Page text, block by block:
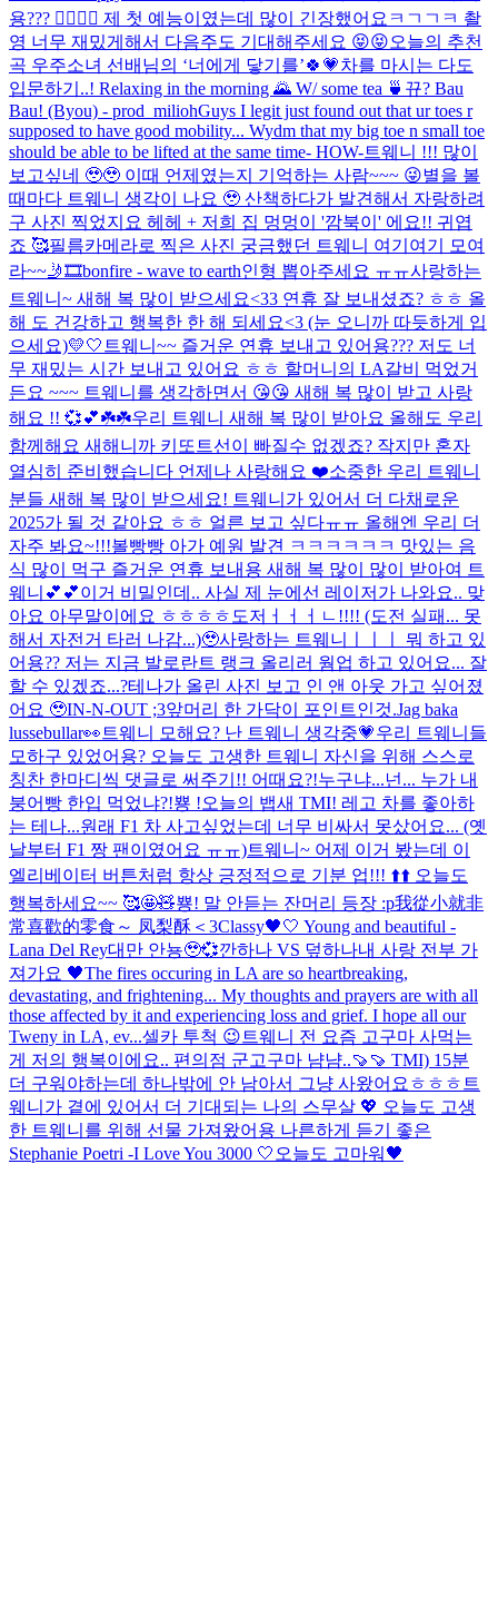
용??? 🤸‍♀️🤸‍♀️ 제 첫 예능이였는데 많이 긴장했어요ㅋㄱㄱㅋ 촬
영 너무 재밌게해서 다음주도 기대해주세요 😝😝오늘의 추천
곡 우주소녀 선배님의 ‘너에게 닿기를’🍀💗차를 마시는 다도
입문하기..! Relaxing in the morning 🌄 W/ some tea 🍵 뀨? Bau
Bau! (Byou) - prod_miliohGuys I legit just found out that ur toes r
supposed to have good mobility... Wydm that my big toe n small toe
should be able to be lifted at the same time- HOW-트웨니 !!! 많이
보고싶네 🥹🥹 이때 언제였는지 기억하는 사람~~~ 😜별을 볼
때마다 트웨니 생각이 나요 🥹 산책하다가 발견해서 자랑하려
구 사진 찍었지요 헤헤 + 저희 집 멍멍이 '깜북이' 에요!! 귀엽
죠 🥰필름카메라로 찍은 사진 궁금했던 트웨니 여기여기 모여
라~~🤳🎞️bonfire - wave to earth인형 뽑아주세요 ㅠㅠ사랑하는
트웨니~ 새해 복 많이 받으세요<33 연휴 잘 보내셨죠? ㅎㅎ 올
해 도 건강하고 행복한 한 해 되세요<3 (눈 오니까 따듯하게 입
으세요)💛🤍 트웨니~~ 즐거운 연휴 보내고 있어용??? 저도 너
무 재밌는 시간 보내고 있어요 ㅎㅎ 할머니의 LA갈비 먹었거
든요 ~~~ 트웨니를 생각하면서 😘😘 새해 복 많이 받고 사랑
해요 !! 💞💕☘️☘️우리 트웨니 새해 복 많이 받아요 올해도 우리
함께해요 새해니까 키또트선이 빠질수 없겠죠? 작지만 혼자
열심히 준비했습니다 언제나 사랑해요 ❤️소중한 우리 트웨니
분들 새해 복 많이 받으세요! 트웨니가 있어서 더 다채로운
2025가 될 것 같아요 ㅎㅎ 얼른 보고 싶다ㅠㅠ 올해엔 우리 더
자주 봐요~!!!볼빵빵 아가 예원 발견 ㅋㅋㅋㅋㅋㅋ 맛있는 음
식 많이 먹구 즐거운 연휴 보내용 새해 복 많이 많이 받아여 트
웨니💕💕이거 비밀인데.. 사실 제 눈에선 레이저가 나와요.. 맞
아요 아무말이에요 ㅎㅎㅎㅎ 도저ㅓㅓㅓㄴ!!!! (도전 실패... 못
해서 자전거 타러 나감...)🥹사랑하는 트웨니ㅣㅣㅣ 뭐 하고 있
어용?? 저는 지금 발로란트 랭크 올리러 웜업 하고 있어요... 잘
할 수 있겠죠...?테나가 올린 사진 보고 인 앤 아웃 가고 싶어졌
어요 🥹IN-N-OUT ;3앞머리 한 가닥이 포인트인것.Jag baka
lussebullar👀 트웨니 모해요? 난 트웨니 생각중💗우리 트웨니들
모하구 있었어용? 오늘도 고생한 트웨니 자신을 위해 스스로
칭찬 한마디씩 댓글로 써주기!! 어때요?!누구냐...넌... 누가 내
붕어빵 한입 먹었냐?!뿅 !오늘의 뱁새 TMI! 레고 차를 좋아하
는 테나...원래 F1 차 사고싶었는데 너무 비싸서 못샀어요... (옛
날부터 F1 짱 팬이였어요 ㅠㅠ)트웨니~ 어제 이거 봤는데 이
엘리베이터 버튼처럼 항상 긍정적으로 기분 업!!! ⬆️⬆️ 오늘도
행복하세요~~ 🥰🤩🧸뿅! 말 안듣는 잔머리 등장 :p我從小就非
常喜歡的零食～ 凤梨酥＜3Classy🖤🤍 Young and beautiful -
Lana Del Rey대만 안뇽🥹💞깐하나 VS 덮하나내 사랑 전부 가
져가요 🖤The fires occuring in LA are so heartbreaking,
devastating, and frightening... My thoughts and prayers are with all
those affected by it and experiencing loss and grief. I hope all our
Tweny in LA, ev...셀카 투척 😉 트웨니 전 요즘 고구마 사먹는
게 저의 행복이에요.. 편의점 군고구마 냠냠..🍠🍠 TMI) 15분
더 구워야하는데 하나밖에 안 남아서 그냥 사왔어요ㅎㅎㅎ 트
웨니가 곁에 있어서 더 기대되는 나의 스무살 💖 오늘도 고생
한 트웨니를 위해 선물 가져왔어용 나른하게 듣기 좋은
Stephanie Poetri -I Love You 3000 🤍 오늘도 고마워🖤